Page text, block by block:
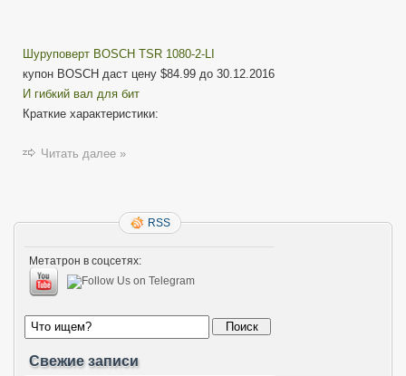
Шуруповерт BOSCH TSR 1080-2-LI
купон BOSCH даст цену $84.99 до 30.12.2016
И гибкий вал для бит
Краткие характеристики:
Читать далее »
RSS
Метатрон в соцсетях:
Свежие записи